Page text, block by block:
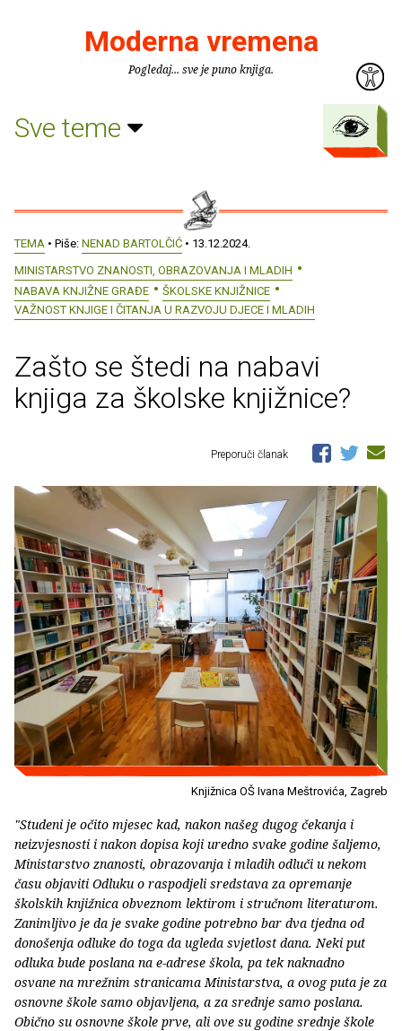
Moderna vremena
Pogledaj... sve je puno knjiga.
Sve teme
TEMA • Piše: NENAD BARTOLČIĆ • 13.12.2024.
MINISTARSTVO ZNANOSTI, OBRAZOVANJA I MLADIH
NABAVA KNJIŽNE GRAĐE
ŠKOLSKE KNJIŽNICE
VAŽNOST KNJIGE I ČITANJA U RAZVOJU DJECE I MLADIH
Zašto se štedi na nabavi
knjiga za školske knjižnice?
Preporuči članak
Knjižnica OŠ Ivana Meštrovića, Zagreb
"Studeni je očito mjesec kad, nakon našeg dugog čekanja i
neizvjesnosti i nakon dopisa koji uredno svake godine šaljemo,
Ministarstvo znanosti, obrazovanja i mladih odluči u nekom
času objaviti Odluku o raspodjeli sredstava za opremanje
školskih knjižnica obveznom lektirom i stručnom literaturom.
Zanimljivo je da je svake godine potrebno bar dva tjedna od
donošenja odluke do toga da ugleda svjetlost dana. Neki put
odluka bude poslana na e-adrese škola, pa tek naknadno
osvane na mrežnim stranicama Ministarstva, a ovog puta je za
osnovne škole samo objavljena, a za srednje samo poslana.
Obično su osnovne škole prve, ali ove su godine srednje škole